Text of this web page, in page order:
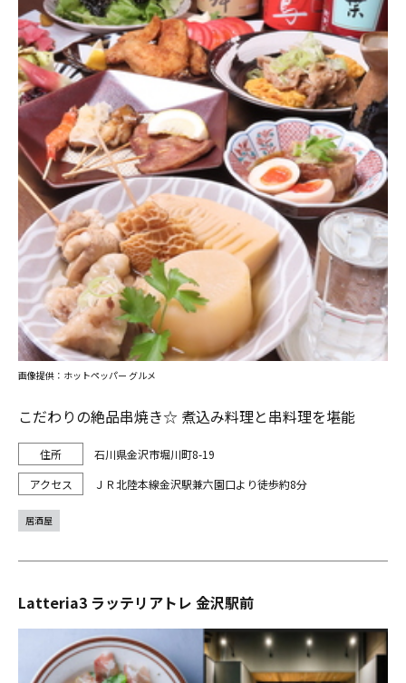
こだわりの絶品串焼き☆ 煮込み料理と串料理を堪能
石川県金沢市堀川町8-19
ＪＲ北陸本線金沢駅兼六園口より徒歩約8分
画像提供：ホットペッパー グルメ
居酒屋
Latteria3 ラッテリアトレ 金沢駅前